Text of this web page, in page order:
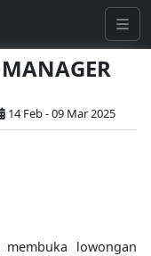
14 Feb - 09 Mar 2025
lowongan